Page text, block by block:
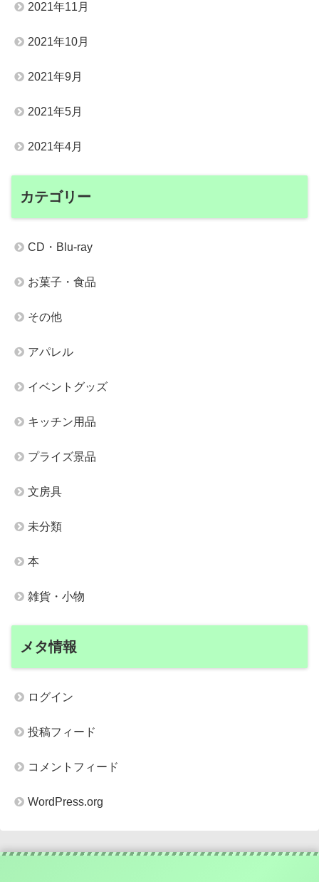
2021年11月
2021年10月
2021年9月
2021年5月
2021年4月
カテゴリー
CD・Blu-ray
お菓子・食品
その他
アパレル
イベントグッズ
キッチン用品
プライズ景品
文房具
未分類
本
雑貨・小物
メタ情報
ログイン
投稿フィード
コメントフィード
WordPress.org